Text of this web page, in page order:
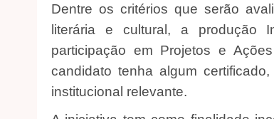
Dentre os critérios que serão
literária e cultural, a produção
participação em Projetos e
candidato tenha algum
institucional relevante.